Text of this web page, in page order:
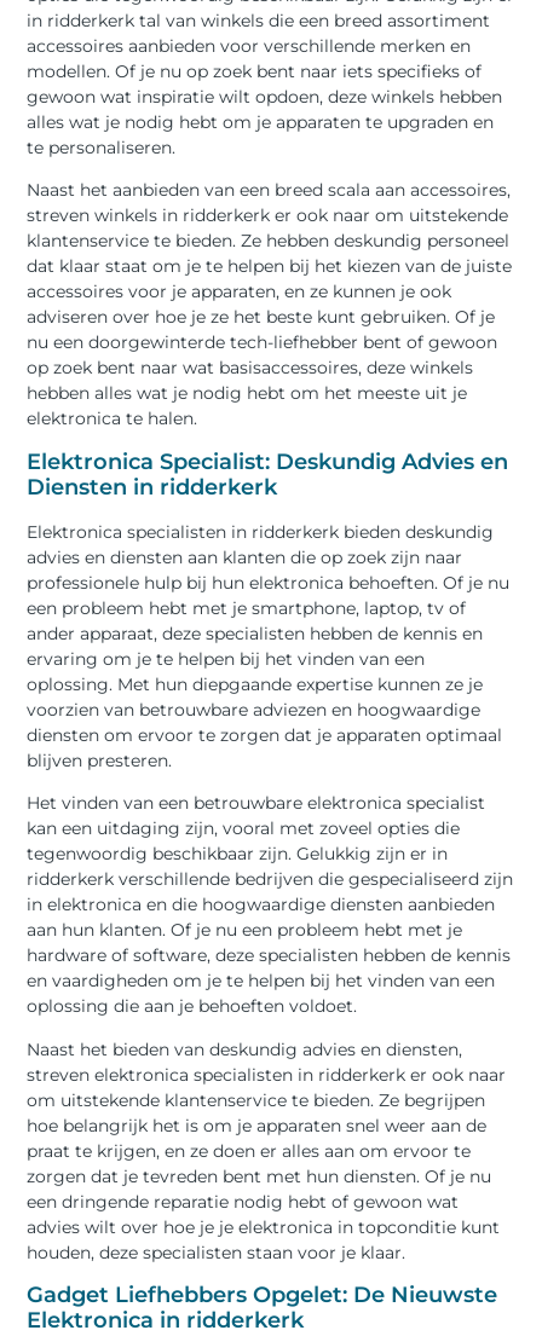
in ridderkerk tal van winkels die een breed assortiment
accessoires aanbieden voor verschillende merken en
modellen. Of je nu op zoek bent naar iets specifieks of
gewoon wat inspiratie wilt opdoen, deze winkels hebben
alles wat je nodig hebt om je apparaten te upgraden en
te personaliseren.
Naast het aanbieden van een breed scala aan accessoires,
streven winkels in ridderkerk er ook naar om uitstekende
klantenservice te bieden. Ze hebben deskundig personeel
dat klaar staat om je te helpen bij het kiezen van de juiste
accessoires voor je apparaten, en ze kunnen je ook
adviseren over hoe je ze het beste kunt gebruiken. Of je
nu een doorgewinterde tech-liefhebber bent of gewoon
op zoek bent naar wat basisaccessoires, deze winkels
hebben alles wat je nodig hebt om het meeste uit je
elektronica te halen.
Elektronica Specialist: Deskundig Advies en
Diensten in ridderkerk
Elektronica specialisten in ridderkerk bieden deskundig
advies en diensten aan klanten die op zoek zijn naar
professionele hulp bij hun elektronica behoeften. Of je nu
een probleem hebt met je smartphone, laptop, tv of
ander apparaat, deze specialisten hebben de kennis en
ervaring om je te helpen bij het vinden van een
oplossing. Met hun diepgaande expertise kunnen ze je
voorzien van betrouwbare adviezen en hoogwaardige
diensten om ervoor te zorgen dat je apparaten optimaal
blijven presteren.
Het vinden van een betrouwbare elektronica specialist
kan een uitdaging zijn, vooral met zoveel opties die
tegenwoordig beschikbaar zijn. Gelukkig zijn er in
ridderkerk verschillende bedrijven die gespecialiseerd zijn
in elektronica en die hoogwaardige diensten aanbieden
aan hun klanten. Of je nu een probleem hebt met je
hardware of software, deze specialisten hebben de kennis
en vaardigheden om je te helpen bij het vinden van een
oplossing die aan je behoeften voldoet.
Naast het bieden van deskundig advies en diensten,
streven elektronica specialisten in ridderkerk er ook naar
om uitstekende klantenservice te bieden. Ze begrijpen
hoe belangrijk het is om je apparaten snel weer aan de
praat te krijgen, en ze doen er alles aan om ervoor te
zorgen dat je tevreden bent met hun diensten. Of je nu
een dringende reparatie nodig hebt of gewoon wat
advies wilt over hoe je je elektronica in topconditie kunt
houden, deze specialisten staan voor je klaar.
Gadget Liefhebbers Opgelet: De Nieuwste
Elektronica in ridderkerk